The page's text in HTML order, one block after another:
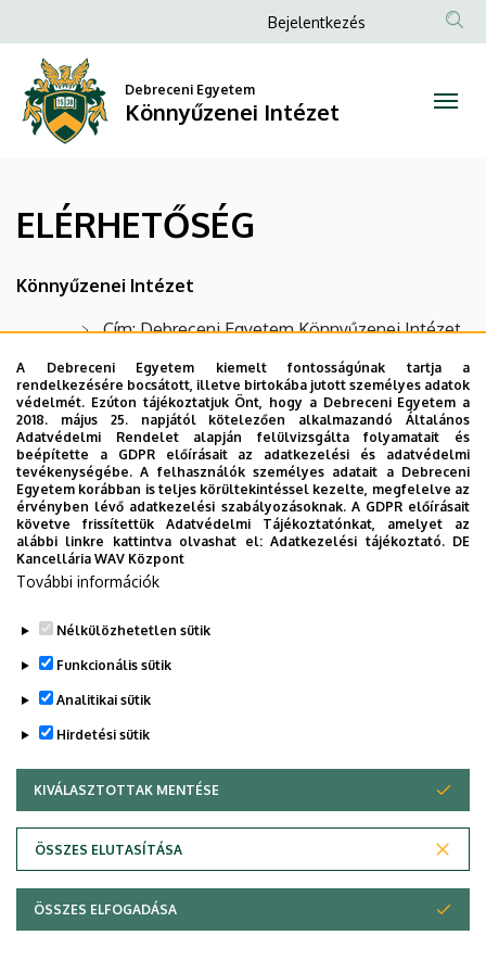
Könnyűzenei
Intézet
a
tartalomra
Anonim
menüje
Bejelentkezés
Debreceni Egyetem
Könnyűzenei Intézet
ELÉRHETŐSÉG
Könnyűzenei Intézet
Cím: Debreceni Egyetem Könnyűzenei Intézet
Telefon: +36 52 512 900
E-mail:popmusic@music.unideb.hu
Legutóbbi frissítés: 2023. 07. 24. 08:18
Adatvédelem
Szerzői jog © 2026 Unideb
A Debreceni Egyetem kiemelt fontosságúnak tartja a
rendelkezésére bocsátott, illetve birtokába jutott személyes adatok
védelmét. Ezúton tájékoztatjuk Önt, hogy a Debreceni Egyetem a
2018. május 25. napjától kötelezően alkalmazandó Általános
Adatvédelmi Rendelet alapján felülvizsgálta folyamatait és
beépítette a GDPR előírásait az adatkezelési és adatvédelmi
tevékenységébe. A felhasználók személyes adatait a Debreceni
Egyetem korábban is teljes körültekintéssel kezelte, megfelelve az
érvényben lévő adatkezelési szabályozásoknak. A GDPR előírásait
követve frissítettük Adatvédelmi Tájékoztatónkat, amelyet az
alábbi linkre kattintva olvashat el:Adatkezelési tájékoztató. DE
Kancellária WAV Központ
További információk
Nélkülözhetetlen sütik
Funkcionális sütik
Analitikai sütik
Hirdetési sütik
KIVÁLASZTOTTAK MENTÉSE
ÖSSZES ELUTASÍTÁSA
WITHDRAW CONSENT
ÖSSZES ELFOGADÁSA